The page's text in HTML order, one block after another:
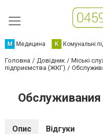
М Медицина К Комунальні
Головна Довідник Міські
підприємства (ЖКГ)
Опис Відгуки